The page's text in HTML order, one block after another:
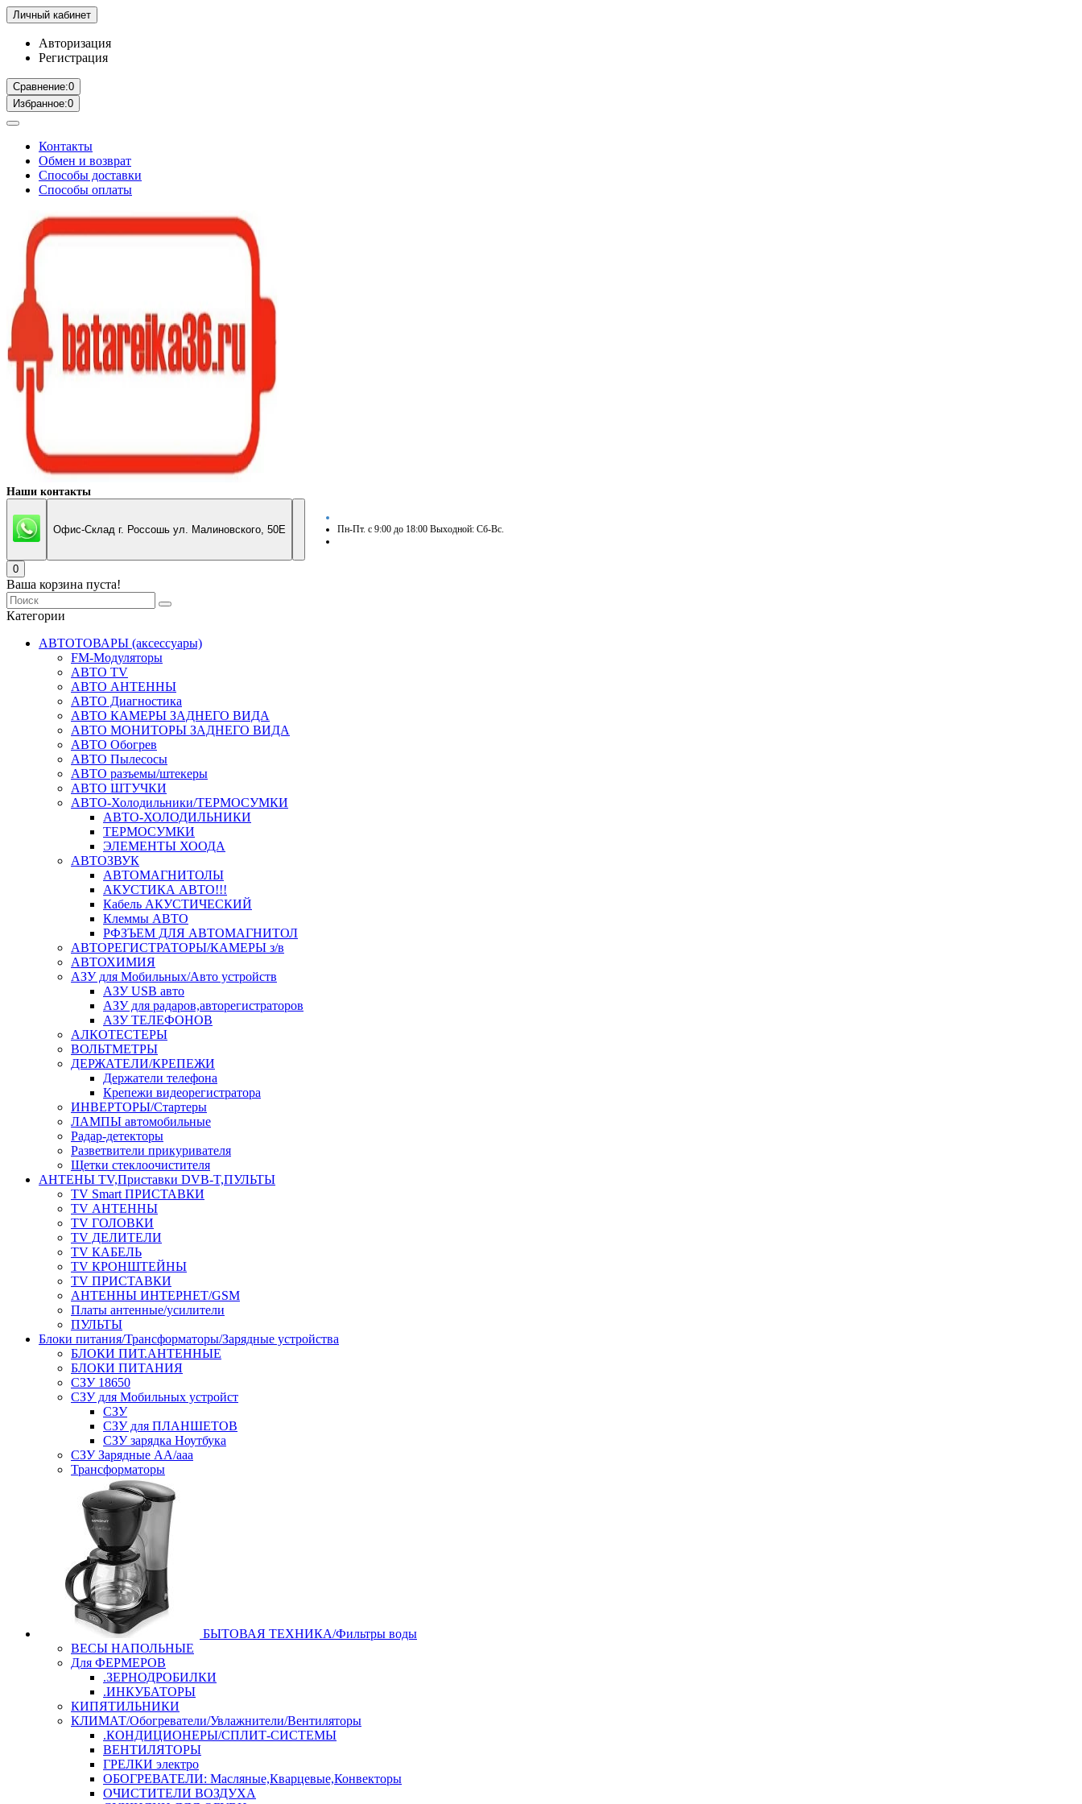
Личный кабинет
Авторизация
Регистрация
Сравнение:0
Избранное:0
Контакты
Обмен и возврат
Способы доставки
Способы оплаты
Наши контакты
Офис-Склад г. Россошь ул. Малиновского, 50Е Пн-Пт. с 9:00 до 18:00 Выходной: Сб-Вс.
0
Ваша корзина пуста!
Категории
АВТОТОВАРЫ (аксессуары)
FM-Модуляторы
АВТО TV
АВТО АНТЕННЫ
АВТО Диагностика
АВТО КАМЕРЫ ЗАДНЕГО ВИДА
АВТО МОНИТОРЫ ЗАДНЕГО ВИДА
АВТО Обогрев
АВТО Пылесосы
АВТО разъемы/штекеры
АВТО ШТУЧКИ
АВТО-Холодильники/ТЕРМОСУМКИ
АВТО-ХОЛОДИЛЬНИКИ
ТЕРМОСУМКИ
ЭЛЕМЕНТЫ ХООДА
АВТОЗВУК
АВТОМАГНИТОЛЫ
АКУСТИКА АВТО!!!
Кабель АКУСТИЧЕСКИЙ
Клеммы АВТО
РФЗЪЕМ ДЛЯ АВТОМАГНИТОЛ
АВТОРЕГИСТРАТОРЫ/КАМЕРЫ з/в
АВТОХИМИЯ
АЗУ для Мобильных/Авто устройств
АЗУ USB авто
АЗУ для радаров,авторегистраторов
АЗУ ТЕЛЕФОНОВ
АЛКОТЕСТЕРЫ
ВОЛЬТМЕТРЫ
ДЕРЖАТЕЛИ/КРЕПЕЖИ
Держатели телефона
Крепежи видеорегистратора
ИНВЕРТОРЫ/Стартеры
ЛАМПЫ автомобильные
Радар-детекторы
Разветвители прикуривателя
Щетки стеклоочистителя
АНТЕНЫ ТV,Приставки DVB-T,ПУЛЬТЫ
TV Smart ПРИСТАВКИ
TV АНТЕННЫ
TV ГОЛОВКИ
TV ДЕЛИТЕЛИ
TV КАБЕЛЬ
TV КРОНШТЕЙНЫ
TV ПРИСТАВКИ
АНТЕННЫ ИНТЕРНЕТ/GSM
Платы антенные/усилители
ПУЛЬТЫ
Блоки питания/Трансформаторы/Зарядные устройства
БЛОКИ ПИТ.АНТЕННЫЕ
БЛОКИ ПИТАНИЯ
СЗУ 18650
СЗУ для Мобильных устройст
СЗУ
СЗУ для ПЛАНШЕТОВ
СЗУ зарядка Ноутбука
СЗУ Зарядные АА/ааа
Трансформаторы
БЫТОВАЯ ТЕХНИКА/Фильтры воды
ВЕСЫ НАПОЛЬНЫЕ
Для ФЕРМЕРОВ
.ЗЕРНОДРОБИЛКИ
.ИНКУБАТОРЫ
КИПЯТИЛЬНИКИ
КЛИМАТ/Обогреватели/Увлажнители/Вентиляторы
.КОНДИЦИОНЕРЫ/СПЛИТ-СИСТЕМЫ
ВЕНТИЛЯТОРЫ
ГРЕЛКИ электро
ОБОГРЕВАТЕЛИ: Масляные,Кварцевые,Конвекторы
ОЧИСТИТЕЛИ ВОЗДУХА